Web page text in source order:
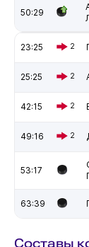
50:29
23:25 2
25:25 2
42:15 2
49:16 2
53:17
63:39
Составы